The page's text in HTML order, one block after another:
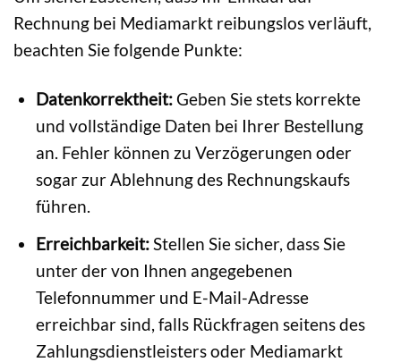
Rechnung bei Mediamarkt reibungslos verläuft,
beachten Sie folgende Punkte:
Datenkorrektheit:Geben Sie stets korrekte
und vollständige Daten bei Ihrer Bestellung
an. Fehler können zu Verzögerungen oder
sogar zur Ablehnung des Rechnungskaufs
führen.
Erreichbarkeit:Stellen Sie sicher, dass Sie
unter der von Ihnen angegebenen
Telefonnummer und E-Mail-Adresse
erreichbar sind, falls Rückfragen seitens des
Zahlungsdienstleisters oder Mediamarkt